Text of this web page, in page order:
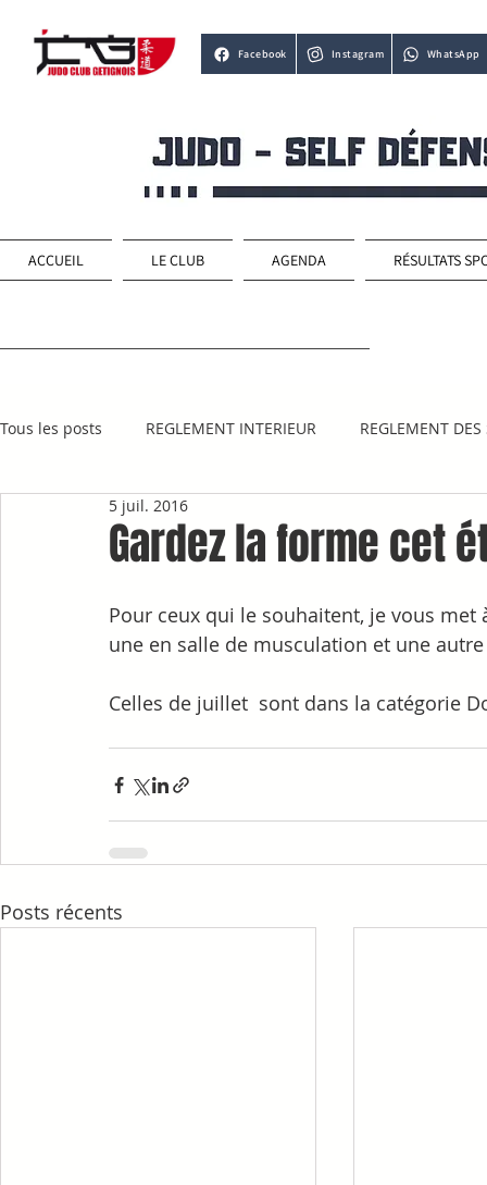
Facebook Instagram WhatsApp
ACCUEIL LE CLUB AGENDA RÉSULTATS
Tous les posts REGLEMENT INTERIEUR REGLEMENT DES
Gardez la forme cet
5 juil. 2016
Pour ceux qui le souhaitent, je vous
une en salle de musculation et une
Celles de juillet  sont dans la catégorie
Posts récents